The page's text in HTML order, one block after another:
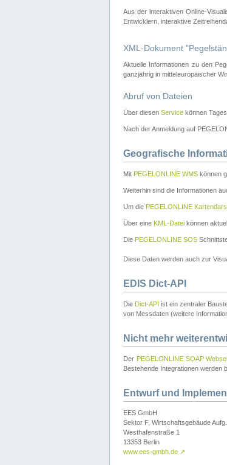
Aus der interaktiven Online-
Entwicklern, interaktive
XML-Dokument
Aktuelle Informationen zu den
ganzjährig in mitteleuropäischer
Abruf von Dateien
Über diesen Service können
Nach der Anmeldung auf
Geografische
Mit PEGELONLINE WMS können
Weiterhin sind die Informationen
Um die PEGELONLINE
Über eine KML-Datei können
Die PEGELONLINE SOS
Diese Daten werden auch zur
EDIS Dict-API
Die Dict-API ist ein zentraler
von Messdaten (weitere
Nicht mehr
Der PEGELONLINE SOAP
Bestehende Integrationen werden
Entwurf und
EES GmbH
Sektor F, Wirtschaftsgebäude
Westhafenstraße 1
13353 Berlin
www.ees-gmbh.de ↗